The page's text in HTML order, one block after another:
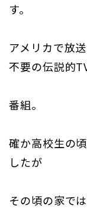
す。
アメリカで放
不要の伝説的
番組。
確か高校生の
したが
その頃の家で